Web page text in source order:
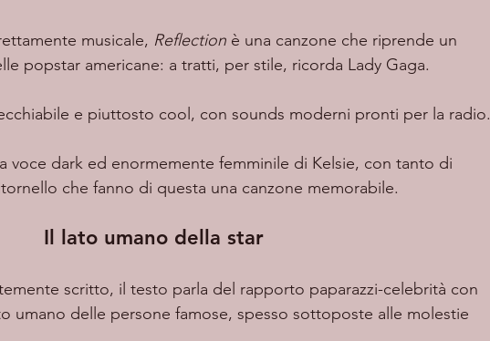
musicale,
Reflection è una canzone che riprende un
popstar americane: a tratti, per stile, ricorda Lady Gaga.
e piuttosto cool, con sounds moderni pronti per la radio.
che fanno di questa una canzone memorabile.
Il lato umano della star
umano delle persone famose, spesso sottoposte alle molestie